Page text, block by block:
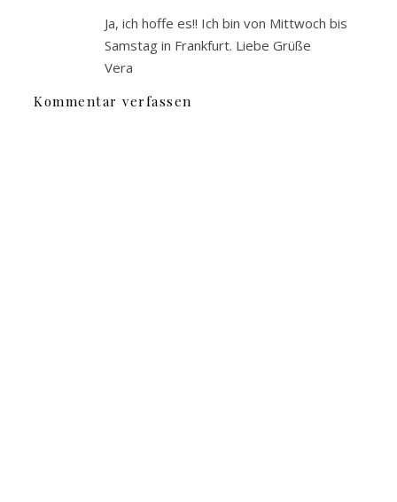
Ja, ich hoffe es!! Ich bin von Mittwoch bis
Samstag in Frankfurt. Liebe Grüße
Vera
Kommentar verfassen